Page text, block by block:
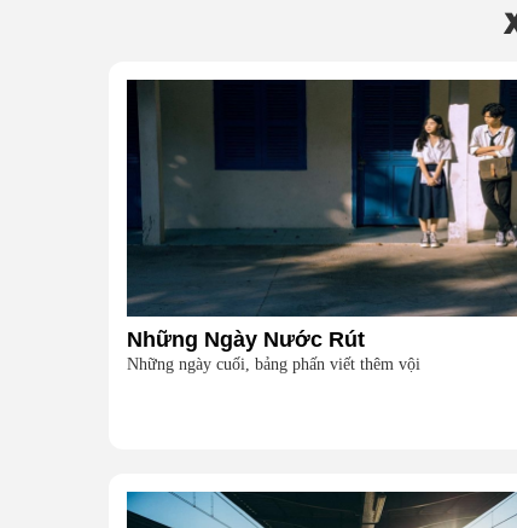
Những Ngày Nước Rút
Những ngày cuối, bảng phấn viết thêm vội